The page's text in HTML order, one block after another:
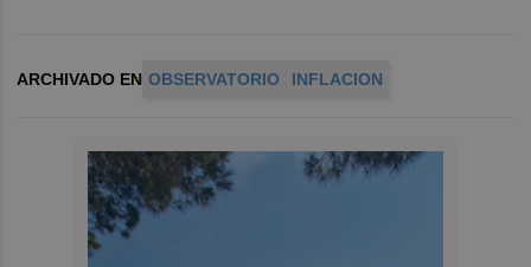
ARCHIVADO EN OBSERVATORIO INFLACION